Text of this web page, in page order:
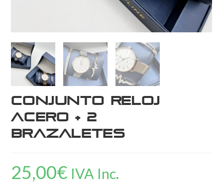
Conjunto Reloj
Acero + 2
Brazaletes
25,00€ IVA Inc.